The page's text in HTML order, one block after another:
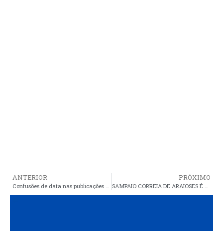
ANTERIOR
Confusões de data nas publicações da prefeitura de Araioses
PRÓXIMO
SAMPAIO CORREIA DE ARAIOSES É SEGUNDO MELHOR NA XVIII COPA NORTE, MAS O FUTSAL ARAIOSENSE É O GRANDE CAMPEÃO